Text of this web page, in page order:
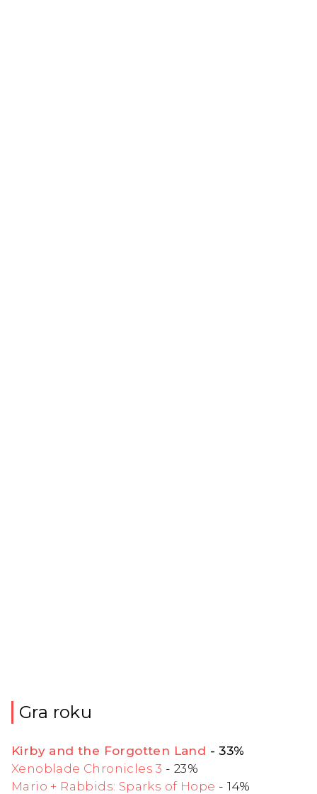
Gra roku
Kirby and the Forgotten Land - 33%
Xenoblade Chronicles 3 - 23%
Mario + Rabbids: Sparks of Hope - 14%